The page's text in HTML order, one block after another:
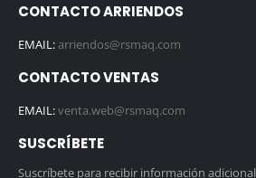
CONTACTO ARRIENDOS
EMAIL:arriendos@rsmaq.com
CONTACTO VENTAS
EMAIL:venta.web@rsmaq.com
SUSCRÍBETE
Suscríbete para recibir información adicional